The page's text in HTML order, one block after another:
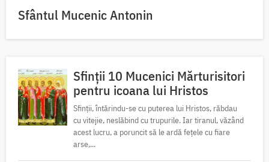
Sfântul Mucenic Antonin
Sfinții 10 Mucenici Mărturisitori
pentru icoana lui Hristos
Sfinții, întărindu-se cu puterea lui Hristos, răbdau
cu vitejie, neslăbind cu trupurile. Iar tiranul, văzând
acest lucru, a poruncit să le ardă fețele cu fiare
arse,...